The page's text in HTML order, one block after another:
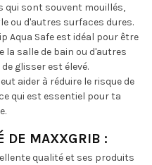
qui sont souvent mouillés,
ou d'autres surfaces dures.
Aqua Safe est idéal pour être
la salle de bain ou d'autres
glisser est élevé.
aider à réduire le risque de
qui est essentiel pour ta
DE MAXXGRIB :
qualité et ses produits